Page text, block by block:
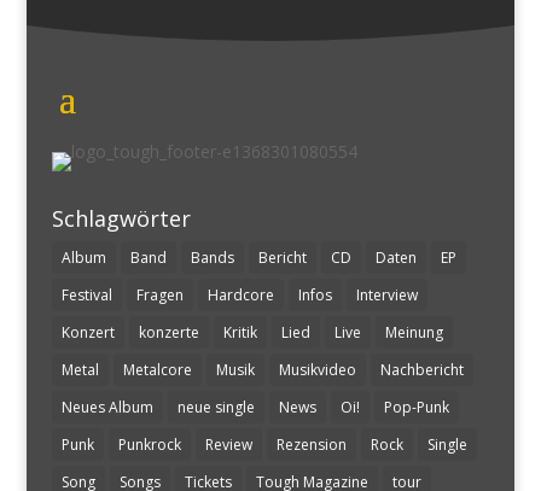
Schlagwörter
Album Band Bands Bericht CD Daten
EP
Festival
Fragen Hardcore Infos
Interview
Konzert
konzerte Kritik Lied Live
Meinung
Metal
Metalcore Musik Musikvideo
Nachbericht
Neues Album
neue single News Oi!
Pop-Punk
Punk
Punkrock Review Rezension Rock
Single
Song
Songs Tickets Tough Magazine tour